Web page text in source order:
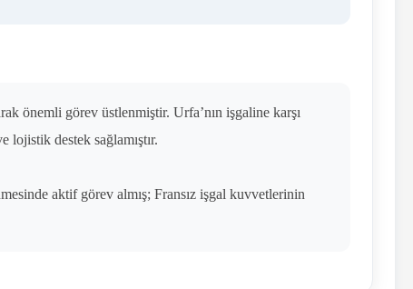
önemli görev üstlenmiştir. Urfa’nın işgaline karşı
destek sağlamıştır.
aktif görev almış; Fransız işgal kuvvetlerinin